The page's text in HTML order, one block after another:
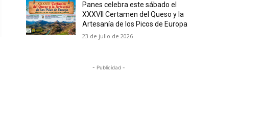
Panes celebra este sábado el
XXXVII Certamen del Queso y la
Artesanía de los Picos de Europa
23 de julio de 2026
- Publicidad -